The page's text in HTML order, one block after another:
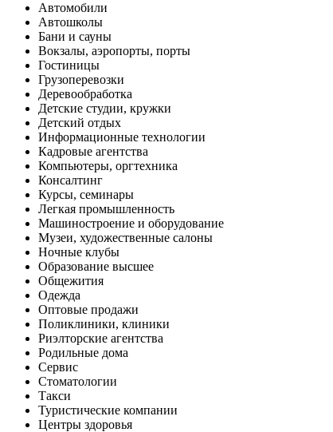
Автомобили
Автошколы
Бани и сауны
Вокзалы, аэропорты, порты
Гостиницы
Грузоперевозки
Деревообработка
Детские студии, кружки
Детский отдых
Информационные технологии
Кадровые агентства
Компьютеры, оргтехника
Консалтинг
Курсы, семинары
Легкая промышленность
Машиностроение и оборудование
Музеи, художественные салоны
Ночные клубы
Образование высшее
Общежития
Одежда
Оптовые продажи
Поликлиники, клиники
Риэлторские агентства
Родильные дома
Сервис
Стоматологии
Такси
Туристические компании
Центры здоровья